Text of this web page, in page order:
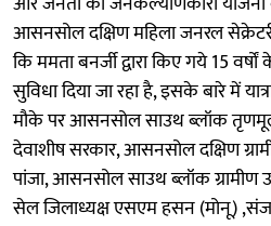
आसनसोल दक्षिण महिला जनरल
कि ममता बनर्जी द्वारा किए गये 15
सुविधा दिया जा रहा है, इसके बारे में
मौके पर आसनसोल साउथ ब्लॉक तृणमूल
देवाशीष सरकार, आसनसोल दक्षिण
पांजा, आसनसोल साउथ ब्लॉक ग्रामीण
सेल जिलाध्यक्ष एसएम हसन (मोनू)